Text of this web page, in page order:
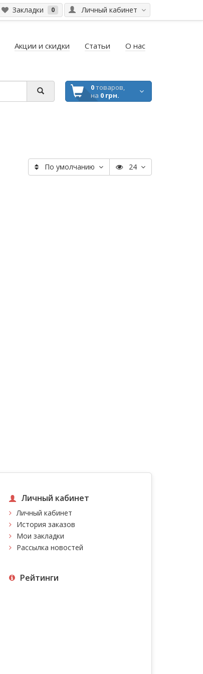
Личный кабинет
Закладки 0
Акции и скидки Статьи О нас
0товаров,
на 0 грн.
По умолчанию 24
Личный кабинет
Личный кабинет
История заказов
Мои закладки
Рассылка новостей
Рейтинги